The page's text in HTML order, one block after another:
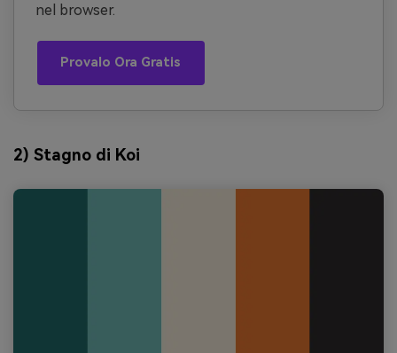
nel browser.
Provalo Ora Gratis
2) Stagno di Koi